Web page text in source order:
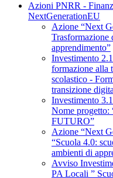
Azioni PNRR -
NextGenerationEU
Azione “Next
Trasformazione
apprendimento”
Investimento
formazione alla
scolastico -
transizione
Investimento
Nome
FUTURO”
Azione “Next
“Scuola 4.0:
ambienti di
Avviso
PA Locali ”